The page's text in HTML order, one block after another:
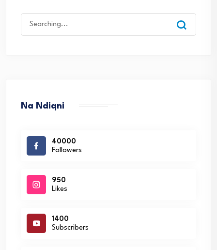
Na Ndiqni
40000
Followers
950
Likes
1400
Subscribers